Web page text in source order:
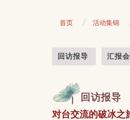
首页 活动集锦
回访报导 汇报
回访报导
对台交流的破冰之